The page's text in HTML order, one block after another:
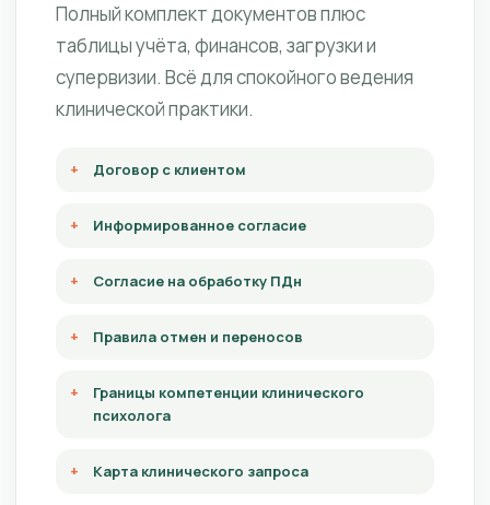
Полный комплект документов плюс
таблицы учёта, финансов, загрузки и
супервизии. Всё для спокойного ведения
клинической практики.
Договор с клиентом
Информированное согласие
Согласие на обработку ПДн
Правила отмен и переносов
Границы компетенции клинического
психолога
Карта клинического запроса